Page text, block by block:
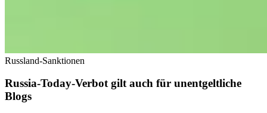
Russland-Sanktionen
Russia-Today-Verbot gilt auch für unentgeltliche
Blogs